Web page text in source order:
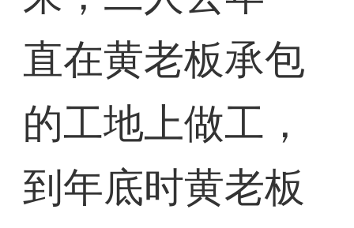
直在黄老板承包
的工地上做工，
到年底时黄老板